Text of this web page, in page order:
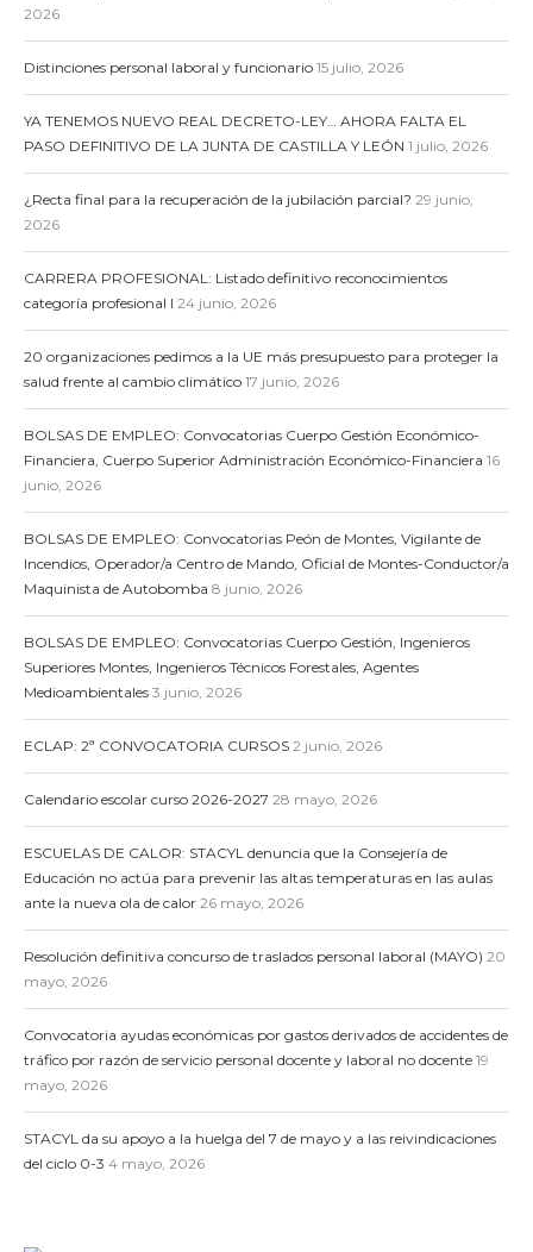
2026
Distinciones personal laboral y funcionario 15 julio, 2026
YA TENEMOS NUEVO REAL DECRETO-LEY… AHORA FALTA EL
PASO DEFINITIVO DE LA JUNTA DE CASTILLA Y LEÓN 1 julio, 2026
¿Recta final para la recuperación de la jubilación parcial? 29 junio,
2026
CARRERA PROFESIONAL: Listado definitivo reconocimientos
categoría profesional I 24 junio, 2026
20 organizaciones pedimos a la UE más presupuesto para proteger la
salud frente al cambio climático 17 junio, 2026
BOLSAS DE EMPLEO: Convocatorias Cuerpo Gestión Económico-
Financiera, Cuerpo Superior Administración Económico-Financiera 16
junio, 2026
BOLSAS DE EMPLEO: Convocatorias Peón de Montes, Vigilante de
Incendios, Operador/a Centro de Mando, Oficial de Montes-Conductor/a
Maquinista de Autobomba 8 junio, 2026
BOLSAS DE EMPLEO: Convocatorias Cuerpo Gestión, Ingenieros
Superiores Montes, Ingenieros Técnicos Forestales, Agentes
Medioambientales 3 junio, 2026
ECLAP: 2ª CONVOCATORIA CURSOS 2 junio, 2026
Calendario escolar curso 2026-2027 28 mayo, 2026
ESCUELAS DE CALOR: STACYL denuncia que la Consejería de
Educación no actúa para prevenir las altas temperaturas en las aulas
ante la nueva ola de calor 26 mayo, 2026
Resolución definitiva concurso de traslados personal laboral (MAYO) 20
mayo, 2026
Convocatoria ayudas económicas por gastos derivados de accidentes de
tráfico por razón de servicio personal docente y laboral no docente 19
mayo, 2026
STACYL da su apoyo a la huelga del 7 de mayo y a las reivindicaciones
del ciclo 0-3 4 mayo, 2026